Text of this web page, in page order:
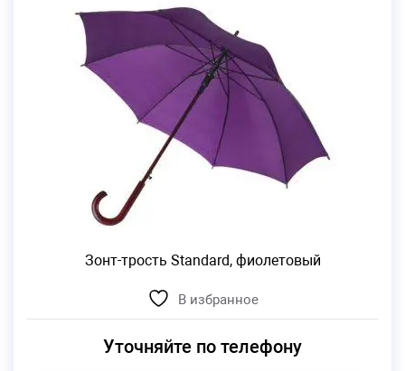
Зонт-трость Standard, фиолетовый
В избранное
Уточняйте по телефону